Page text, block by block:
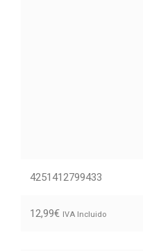
4251412799433
12,99€ IVA Incluido